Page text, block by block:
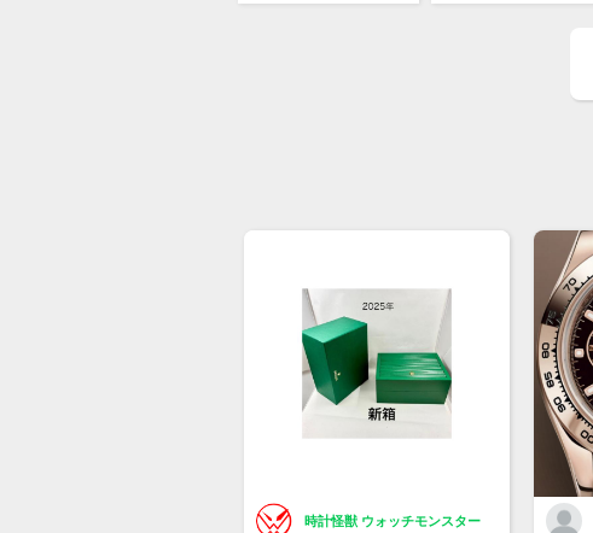
時計怪獣 ウォッチモンスター